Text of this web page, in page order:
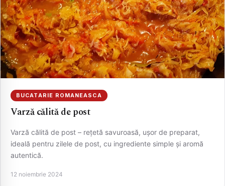
BUCATARIE ROMANEASCA
Varză călită de post
Varză călită de post – rețetă savuroasă, ușor de preparat,
ideală pentru zilele de post, cu ingrediente simple și aromă
autentică.
12 noiembrie 2024